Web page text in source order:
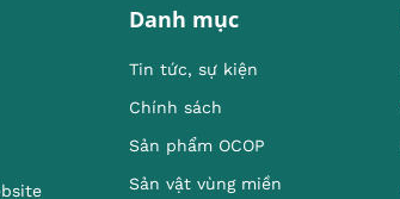
Danh mục
Tin tức, sự kiện
Chính sách
Sản phẩm OCOP
Sản vật vùng miền